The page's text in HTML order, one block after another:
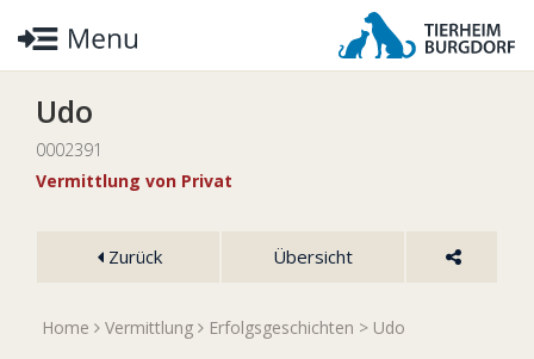
Udo
0002391
Vermittlung von Privat
Zurück Übersicht
Home Vermittlung Erfolgsgeschichten > Udo